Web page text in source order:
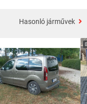
Hasonló járművek